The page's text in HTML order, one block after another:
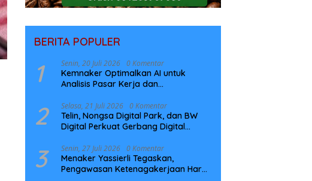
BERITA POPULER
1 Senin, 20 Juli 2026 0 Komentar
Kemnaker Optimalkan AI untuk
Analisis Pasar Kerja dan
2 Selasa, 21 Juli 2026 0 Komentar
Telin, Nongsa Digital Park, dan BW
Digital Perkuat Gerbang Digital
NCC
3 Senin, 27 Juli 2026 0 Komentar
Menaker Yassierli Tegaskan,
Pengawasan Ketenagakerjaan Harus